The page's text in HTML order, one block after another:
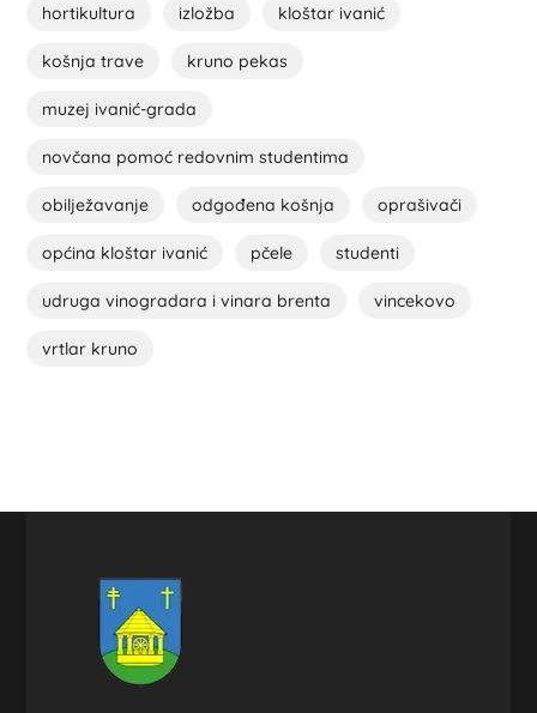
hortikultura izložba kloštar ivanić
košnja trave kruno pekas
muzej ivanić-grada
novčana pomoć redovnim studentima
obilježavanje odgođena košnja oprašivači
općina kloštar ivanić pčele studenti
udruga vinogradara i vinara brenta vincekovo
vrtlar kruno